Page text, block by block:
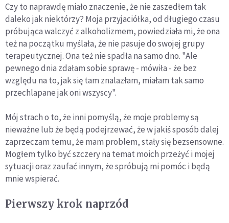
Czy to naprawdę miało znaczenie, że nie zaszedłem tak
daleko jak niektórzy? Moja przyjaciółka, od długiego czasu
próbująca walczyć z alkoholizmem, powiedziała mi, że ona
też na początku myślała, że nie pasuje do swojej grupy
terapeutycznej. Ona też nie spadła na samo dno. "Ale
pewnego dnia zdałam sobie sprawę - mówiła - że bez
względu na to, jak się tam znalazłam, miałam tak samo
przechlapane jak oni wszyscy".
Mój strach o to, że inni pomyślą, że moje problemy są
nieważne lub że będą podejrzewać, że w jakiś sposób dalej
zaprzeczam temu, że mam problem, stały się bezsensowne.
Mogłem tylko być szczery na temat moich przeżyć i mojej
sytuacji oraz zaufać innym, że spróbują mi pomóc i będą
mnie wspierać.
Pierwszy krok naprzód